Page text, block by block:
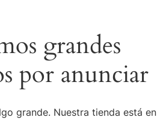
grandes
por anunciar
grande. Nuestra tienda está en